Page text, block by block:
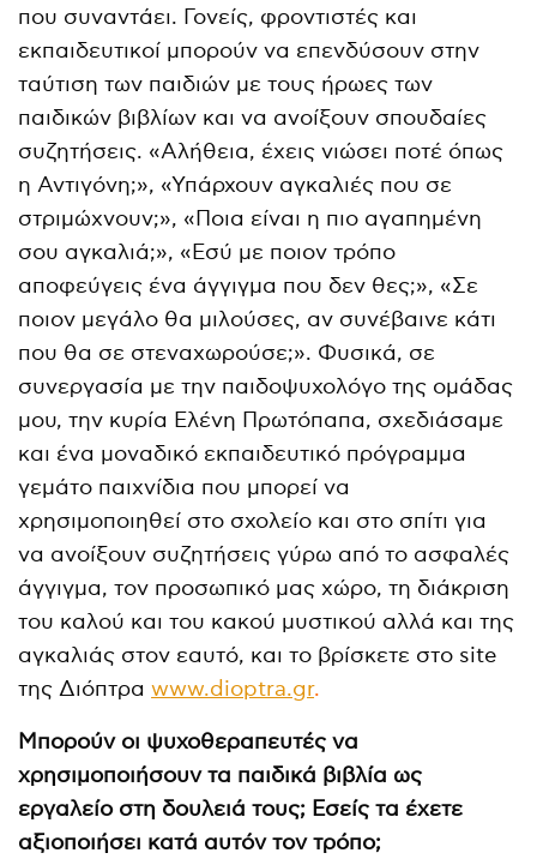
που συναντάει. Γονείς, φροντιστές και
εκπαιδευτικοί μπορούν να επενδύσουν στην
ταύτιση των παιδιών με τους ήρωες των
παιδικών βιβλίων και να ανοίξουν σπουδαίες
συζητήσεις. «Αλήθεια, έχεις νιώσει ποτέ όπως
η Αντιγόνη;», «Υπάρχουν αγκαλιές που σε
στριμώχνουν;», «Ποια είναι η πιο αγαπημένη
σου αγκαλιά;», «Εσύ με ποιον τρόπο
αποφεύγεις ένα άγγιγμα που δεν θες;», «Σε
ποιον μεγάλο θα μιλούσες, αν συνέβαινε κάτι
που θα σε στεναχωρούσε;». Φυσικά, σε
συνεργασία με την παιδοψυχολόγο της ομάδας
μου, την κυρία Ελένη Πρωτόπαπα, σχεδιάσαμε
και ένα μοναδικό εκπαιδευτικό πρόγραμμα
γεμάτο παιχνίδια που μπορεί να
χρησιμοποιηθεί στο σχολείο και στο σπίτι για
να ανοίξουν συζητήσεις γύρω από το ασφαλές
άγγιγμα, τον προσωπικό μας χώρο, τη διάκριση
του καλού και του κακού μυστικού αλλά και της
αγκαλιάς στον εαυτό, και το βρίσκετε στο site
της Διόπτραwww.dioptra.gr.
Μπορούν οι ψυχοθεραπευτές να
χρησιμοποιήσουν τα παιδικά βιβλία ως
εργαλείο στη δουλειά τους; Εσείς τα έχετε
αξιοποιήσει κατά αυτόν τον τρόπο;